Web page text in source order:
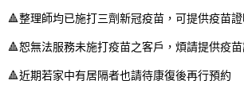
🔺整理師均已施打三劑新冠疫苗，可提供疫苗證
🔺恕無法服務未施打疫苗之客戶，煩請提供疫苗
🔺近期若家中有居隔者也請待康復後再行預約